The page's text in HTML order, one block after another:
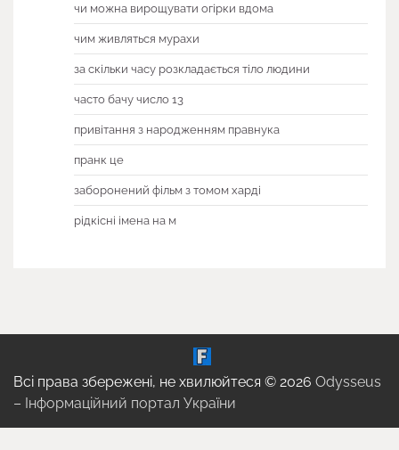
чи можна вирощувати огірки вдома
чим живляться мурахи
за скільки часу розкладається тіло людини
часто бачу число 13
привітання з народженням правнука
пранк це
заборонений фільм з томом харді
рідкісні імена на м
Всі права збережені, не хвилюйтеся © 2026 Odysseus
– Інформаційний портал України